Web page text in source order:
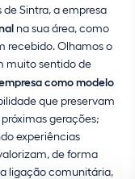
Sintra, a empresa
na sua área, como
recebido. Olhamos o
muito sentido de
como modelo
que preservam
gerações;
experiências
de forma
ligação comunitária,